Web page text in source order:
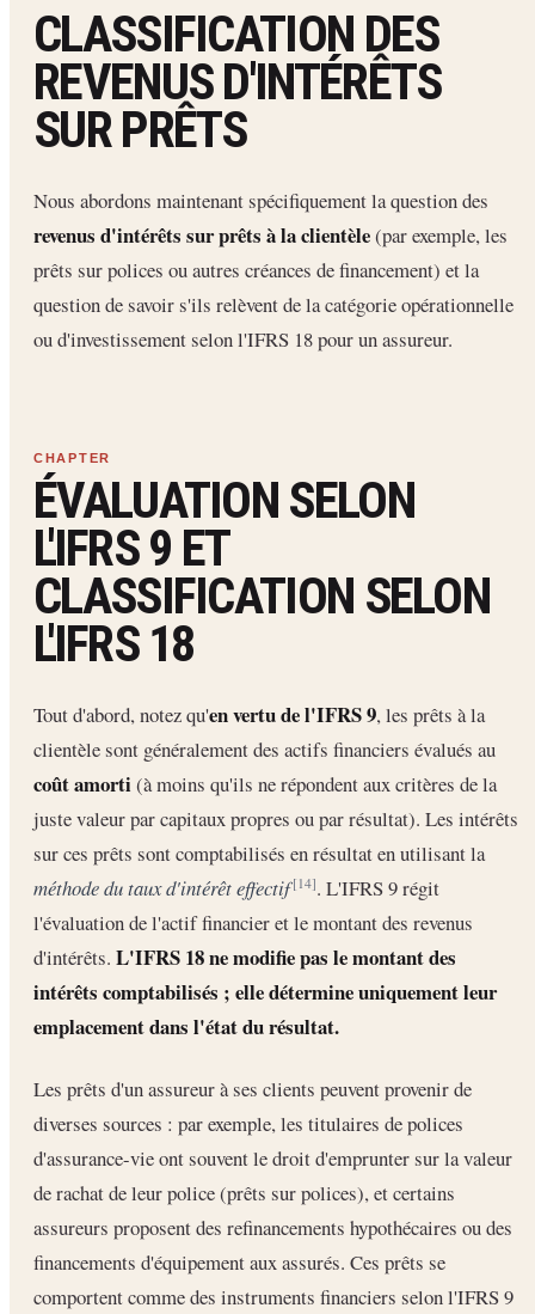
CLASSIFICATION DES
REVENUS D'INTÉRÊTS
SUR PRÊTS
Nous abordons maintenant spécifiquement la question des
revenus d'intérêts sur prêts à la clientèle(par exemple, les
prêts sur polices ou autres créances de financement) et la
question de savoir s'ils relèvent de la catégorie opérationnelle
ou d'investissement selon l'IFRS 18 pour un assureur.
ÉVALUATION SELON
L'IFRS 9 ET
CLASSIFICATION SELON
L'IFRS 18
Tout d'abord, notez qu'en vertu de l'IFRS 9, les prêts à la
clientèle sont généralement des actifs financiers évalués au
coût amorti(à moins qu'ils ne répondent aux critères de la
juste valeur par capitaux propres ou par résultat). Les intérêts
sur ces prêts sont comptabilisés en résultat en utilisant la
méthode du taux d'intérêt effectif [14]. L'IFRS 9 régit
l'évaluation de l'actif financier et le montant des revenus
d'intérêts. L'IFRS 18 ne modifie pas le montant des
intérêts comptabilisés ; elle détermine uniquement leur
emplacement dans l'état du résultat.
Les prêts d'un assureur à ses clients peuvent provenir de
diverses sources : par exemple, les titulaires de polices
d'assurance-vie ont souvent le droit d'emprunter sur la valeur
de rachat de leur police (prêts sur polices), et certains
assureurs proposent des refinancements hypothécaires ou des
financements d'équipement aux assurés. Ces prêts se
comportent comme des instruments financiers selon l'IFRS 9